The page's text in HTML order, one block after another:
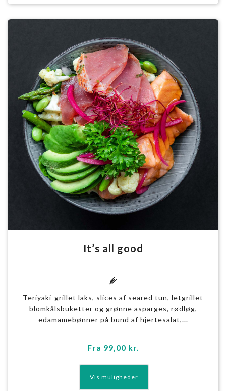
It’s all good
g
Teriyaki-grillet laks, slices af seared tun, letgrillet
blomkålsbuketter og grønne asparges, rødløg,
edamamebønner på bund af hjertesalat,...
Fra 99,00 kr.